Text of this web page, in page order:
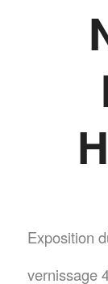
Exposition
vernissage